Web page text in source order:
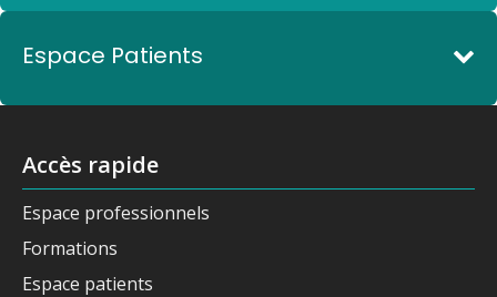
Espace Patients
Accès rapide
Espace professionnels
Formations
Espace patients